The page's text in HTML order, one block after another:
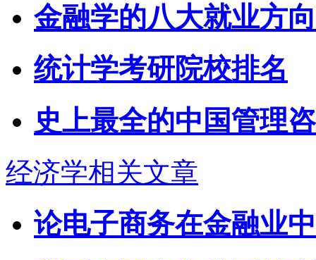
金融学的八大就业方
统计学考研院校排名
史上最全的中国管理
经济学相关文章
论电子商务在金融业